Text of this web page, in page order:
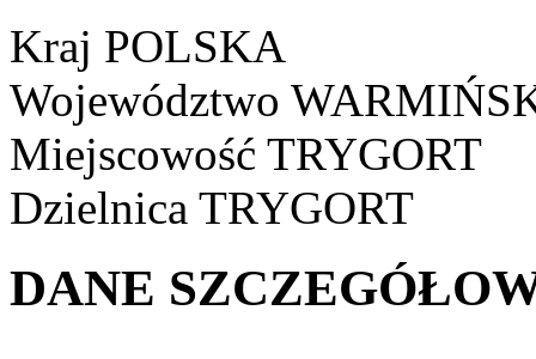
Kraj POLSKA
Województwo
Miejscowość TRYGORT
Dzielnica TRYGORT
DANE